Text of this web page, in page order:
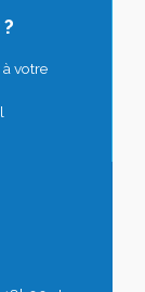
à votre